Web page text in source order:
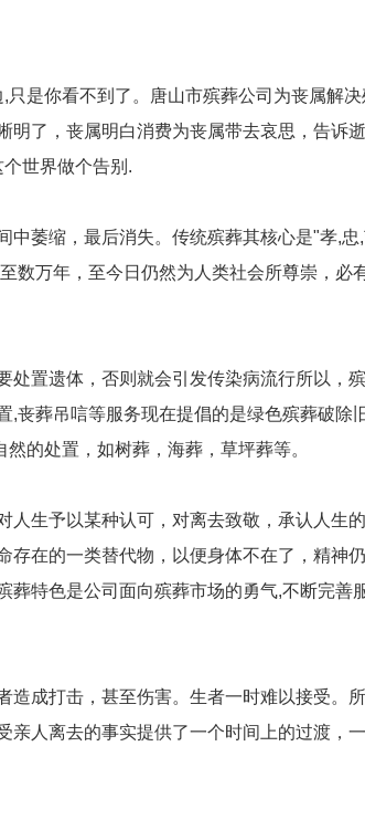
是你看不到了。唐山市殡葬公司为丧属解决
了，丧属明白消费为丧属带去哀思，告诉
世界做个告别.
萎缩，最后消失。传统殡葬其核心是"孝,
数万年，至今日仍然为人类社会所尊崇，必
处置遗体，否则就会引发传染病流行所以，
丧葬吊唁等服务现在提倡的是绿色殡葬破除
的处置，如树葬，海葬，草坪葬等。
人生予以某种认可，对离去致敬，承认人生
在的一类替代物，以便身体不在了，精神
特色是公司面向殡葬市场的勇气,不断完善
成打击，甚至伤害。生者一时难以接受。
人离去的事实提供了一个时间上的过渡，